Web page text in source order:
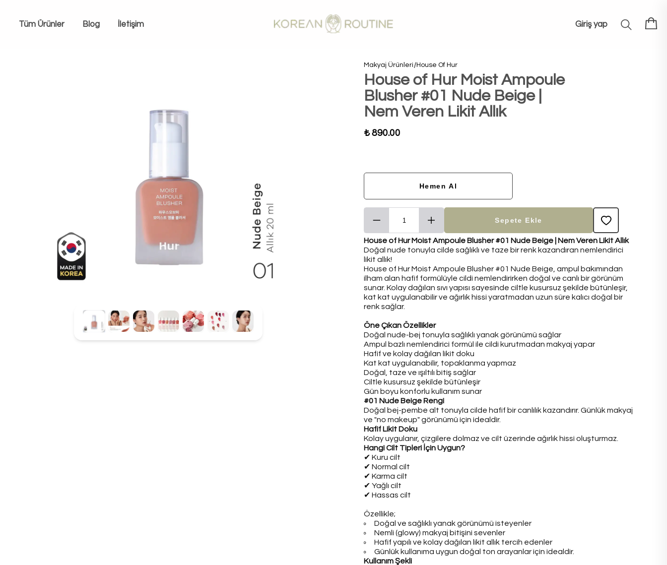
Tüm Ürünler Blog İletişim Giriş yap
Makyaj Ürünleri House Of Hur
House of Hur Moist Ampoule
Blusher #01 Nude Beige |
Nem Veren Likit Allık
₺ 890.00
Hemen Al
Sepete Ekle
House of Hur Moist Ampoule Blusher #01 Nude Beige | Nem Veren Likit Allık
Doğal nude tonuyla cilde sağlıklı ve taze bir renk kazandıran nemlendirici
likit allık!
House of Hur Moist Ampoule Blusher #01 Nude Beige, ampul bakımından
ilham alan hafif formülüyle cildi nemlendirirken doğal ve canlı bir görünüm
sunar. Kolay dağılan sıvı yapısı sayesinde ciltle kusursuz şekilde bütünleşir,
kat kat uygulanabilir ve ağırlık hissi yaratmadan uzun süre kalıcı doğal bir
renk sağlar.
Öne Çıkan Özellikler
Doğal nude-bej tonuyla sağlıklı yanak görünümü sağlar
Ampul bazlı nemlendirici formül ile cildi kurutmadan makyaj yapar
Hafif ve kolay dağılan likit doku
Kat kat uygulanabilir, topaklanma yapmaz
Doğal, taze ve ışıltılı bitiş sağlar
Ciltle kusursuz şekilde bütünleşir
Gün boyu konforlu kullanım sunar
#01 Nude Beige Rengi
Doğal bej-pembe alt tonuyla cilde hafif bir canlılık kazandırır. Günlük makyaj
ve "no makeup" görünümü için idealdir.
Hafif Likit Doku
Kolay uygulanır, çizgilere dolmaz ve cilt üzerinde ağırlık hissi oluşturmaz.
Hangi Cilt Tipleri İçin Uygun?
✔ Kuru cilt
✔ Normal cilt
✔ Karma cilt
✔ Yağlı cilt
✔ Hassas cilt
Özellikle;
Doğal ve sağlıklı yanak görünümü isteyenler
Nemli (glowy) makyaj bitişini sevenler
Hafif yapılı ve kolay dağılan likit allık tercih edenler
Günlük kullanıma uygun doğal ton arayanlar için idealdir.
Kullanım Şekli